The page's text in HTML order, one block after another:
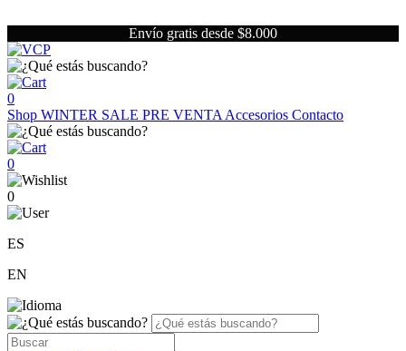
Envío gratis desde $8.000
0
Shop WINTER SALE PRE VENTA Accesorios Contacto
0
0
ES
EN